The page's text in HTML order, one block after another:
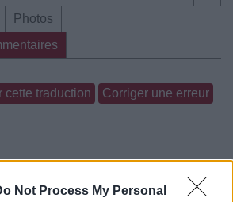
Not Process My Personal
Photos
cette traduction Corriger une erreur